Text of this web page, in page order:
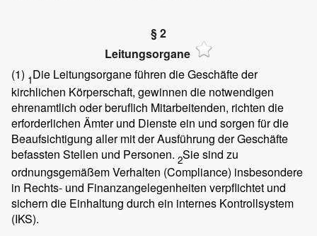
§ 2
Leitungsorgane
(1) 1Die Leitungsorgane führen die Geschäfte der
kirchlichen Körperschaft, gewinnen die notwendigen
ehrenamtlich oder beruflich Mitarbeitenden, richten die
erforderlichen Ämter und Dienste ein und sorgen für die
Beaufsichtigung aller mit der Ausführung der Geschäfte
befassten Stellen und Personen. 2Sie sind zu
ordnungsgemäßem Verhalten (Compliance) insbesondere
in Rechts- und Finanzangelegenheiten verpflichtet und
sichern die Einhaltung durch ein internes Kontrollsystem
(IKS).